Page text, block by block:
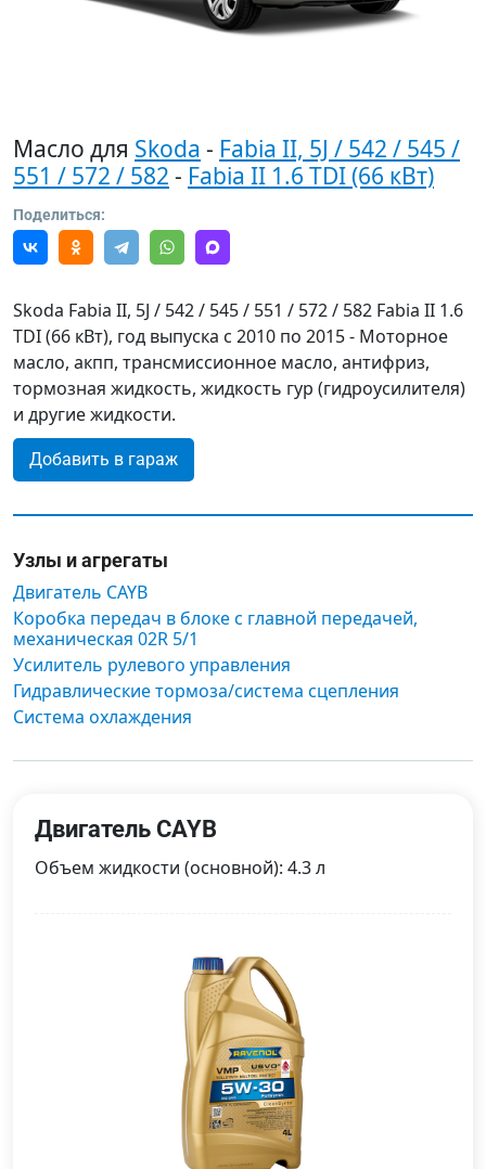
Масло для Skoda - Fabia II, 5J / 542 / 545 /
551 / 572 / 582 - Fabia II 1.6 TDI (66 кВт)
Поделиться:
Skoda Fabia II, 5J / 542 / 545 / 551 / 572 / 582 Fabia II 1.6
TDI (66 кВт), год выпуска с 2010 по 2015 - Моторное
масло, акпп, трансмиссионное масло, антифриз,
тормозная жидкость, жидкость гур (гидроусилителя)
и другие жидкости.
Добавить в гараж
Узлы и агрегаты
Двигатель CAYB
Коробка передач в блоке с главной передачей,
механическая 02R 5/1
Усилитель рулевого управления
Гидравлические тормоза/система сцепления
Система охлаждения
Двигатель CAYB
Объем жидкости (основной): 4.3 л